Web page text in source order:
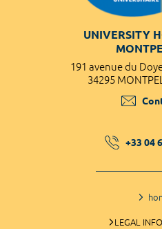
UNIVERSITY
191 avenue du
34295
+33 04
LEGAL